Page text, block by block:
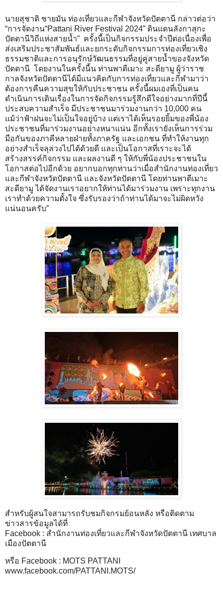
นายสุชาติ ชายมัน ท่องเที่ยวและกีฬาจังหวัดปัตตานี กล่าวต่อว่า
“การจัดงาน“Pattani River Festival 2024” ดินแดนลังกาสุกะ
ปัตตานีวิถีแห่งสายน้ำ” ครั้งนี้เป็นกิจกรรมประจำปีต่อเนื่องเพื่อ
ส่งเสริมประชาสัมพันธ์และยกระดับกิจกรรมการท่องเที่ยวเชิง
ธรรมชาติและการอนุรักษ์วัฒนธรรมที่อยู่คู่สายน้ำของจังหวัด
ปัตตานี โดยงานในครั้งนี้น ท่านพาตีเมาะ สะดียามู ผู้ว่าราช
กาลจังหวัดปัตตานีได้มีแนวคิดกับการท่องเที่ยวและกีฬามาว่า
ต้องการคืนความสุขให้กับประชาชน ครั้งนี้ผมเองที่เป็นคน
ดำเนินการเดินเรื่องในการจัดกิจกรรมรู้สึกดีใจอย่างมากที่ปีนี้
ประสบความสำเร็จ มีประชาชนมาร่วมงานกว่า 10,000 คน
แม้ว่าฟ้าฝนจะไม่เป็นใจอยู่บ้าง แต่เราได้เห็นรอยยิ้มของพี่น้อง
ประชาชนที่มาร่วมงานอย่างหนาแน่น อีกทั้งเรายังเห็นการร่วม
มือกันของภาคีหลายฝ่ายทั้งภาครัฐ และเอกชน ที่ทำให้งานทุก
อย่างสำเร็จลุล่วงไปได้ด้วยดี และเป็นโอกาสที่เราะจะได้
สร้างสรรค์กิจกรรม และผลงานดี ๆ ให้กับพี่น้องประชาชนใน
โอกาสต่อไปอีกด้วย อยากบอกทุกท่านว่าเมื่อสำนักงานท่องเที่ยว
และกีฬาจังหวัดปัตตานี และจังหวัดปัตตานี โดยท่านพาตีเมาะ
สะดียามู ได้จัดงานเราอยากให้ท่านได้มาร่วมงาน เพราะทุกงาน
เราทำด้วยความตั้งใจ ซึ่งรับรองว่าถ้าท่านได้มาจะไม่ผิดหวัง
แน่นอนครับ”
สำหรับผู้สนใจสามารถรับชมกิจกรมย้อนหลัง หรือติดตาม
ข่าวสารข้อมูลได้ที่
Facebook : สำนักงานท่องเที่ยวและกีฬาจังหวัดปัตตานี เทศบาล
เมืองปัตตานี
หรือ Facebook : MOTS PATTANI
www.facebook.com/PATTANI.MOTS/